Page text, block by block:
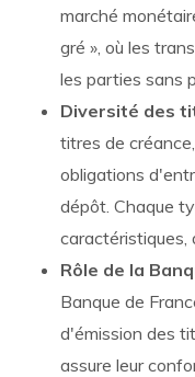
marché
gré », où les
les parties sans
Diversité des
titres de
obligations
dépôt. Chaque
caractéristiques,
Rôle de la
Banque de
d'émission des
assure leur